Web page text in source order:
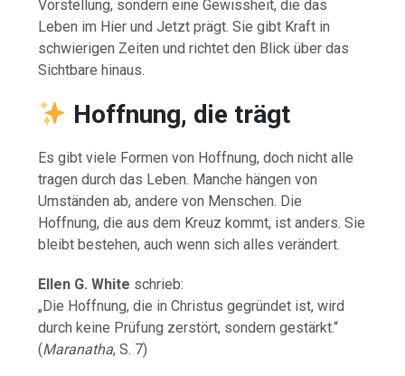
Vorstellung, sondern eine Gewissheit, die das
Leben im Hier und Jetzt prägt. Sie gibt Kraft in
schwierigen Zeiten und richtet den Blick über das
Sichtbare hinaus.
Hoffnung, die trägt
Es gibt viele Formen von Hoffnung, doch nicht alle
tragen durch das Leben. Manche hängen von
Umständen ab, andere von Menschen. Die
Hoffnung, die aus dem Kreuz kommt, ist anders. Sie
bleibt bestehen, auch wenn sich alles verändert.
Ellen G. White schrieb:
„Die Hoffnung, die in Christus gegründet ist, wird
durch keine Prüfung zerstört, sondern gestärkt.“
(Maranatha, S. 7)